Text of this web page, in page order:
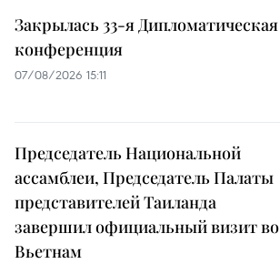
Закрылась 33-я Дипломатическая
конференция
07/08/2026 15:11
Председатель Национальной
ассамблеи, Председатель Палаты
представителей Таиланда
завершил официальный визит во
Вьетнам